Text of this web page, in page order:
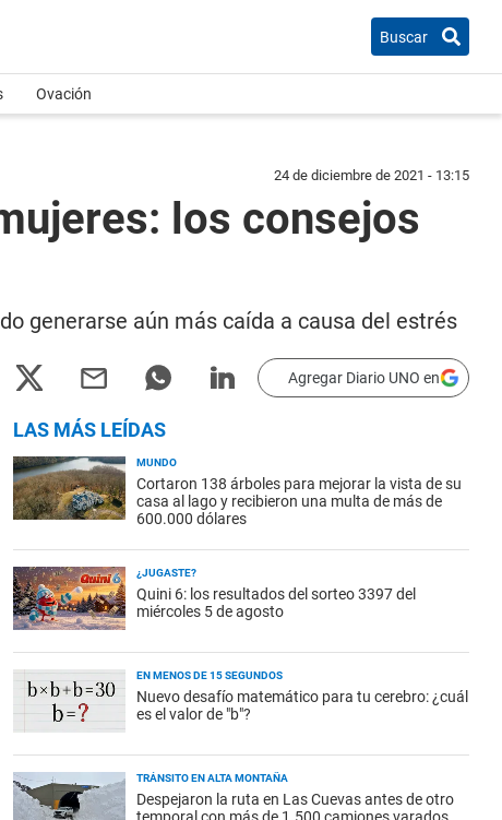
Buscar
Ovación
24 de diciembre de 2021 - 13:15
los consejos
generarse aún más caída a causa del estrés
Agregar Diario UNO en
LAS MÁS LEÍDAS
MUNDO
Cortaron 138 árboles para mejorar la vista de su
casa al lago y recibieron una multa de más de
600.000 dólares
¿JUGASTE?
Quini 6: los resultados del sorteo 3397 del
miércoles 5 de agosto
EN MENOS DE 15 SEGUNDOS
Nuevo desafío matemático para tu cerebro: ¿cuál
es el valor de "b"?
TRÁNSITO EN ALTA MONTAÑA
Despejaron la ruta en Las Cuevas antes de otro